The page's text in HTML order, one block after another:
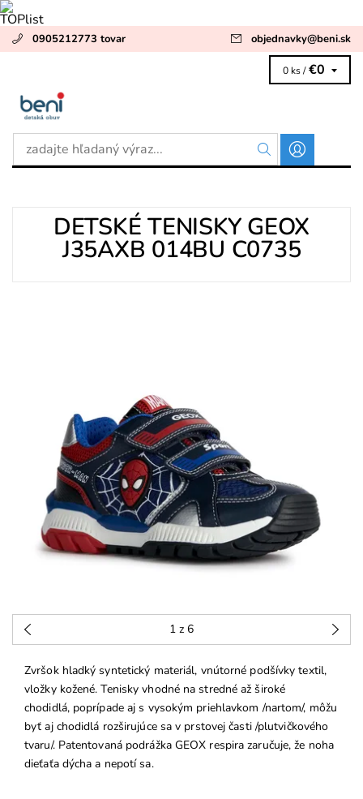
0905212773 tovar objednavky@beni.sk
0 ks / €0
DETSKÉ TENISKY GEOX
J35AXB 014BU C0735
1 z 6
Zvršok hladký syntetický materiál, vnútorné podšívky textil,
vložky kožené. Tenisky vhodné na stredné až široké
chodidlá, poprípade aj s vysokým priehlavkom /nartom/, môžu
byť aj chodidlá rozširujúce sa v prstovej časti /plutvičkového
tvaru/. Patentovaná podrážka GEOX respira zaručuje, že noha
dieťaťa dýcha a nepotí sa.